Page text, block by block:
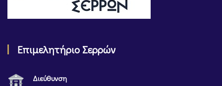
Επιμελητήριο Σερρών
Διεύθυνση